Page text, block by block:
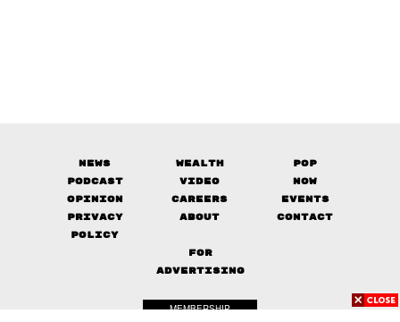
News Wealth
Pop
Podcast
Video
Now
Opinion
Careers
Events
Privacy
Policy
About Contact
FOR
ADVERTISING
MEMBERSHIP